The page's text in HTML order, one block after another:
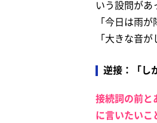
いう設問があ
「今日は雨
「大きな音
逆接：「し
接続詞の前と
に言いたいこ